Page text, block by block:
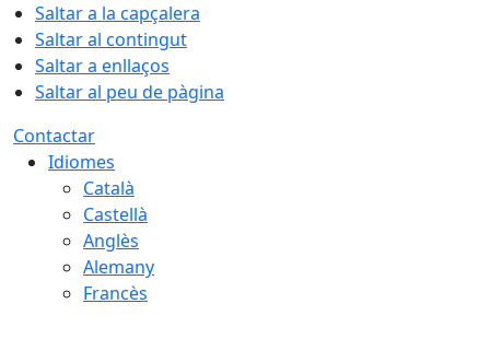
Saltar a la capçalera
Saltar al contingut
Saltar a enllaços
Saltar al peu de pàgina
Contactar
Idiomes
Català
Castellà
Anglès
Alemany
Francès